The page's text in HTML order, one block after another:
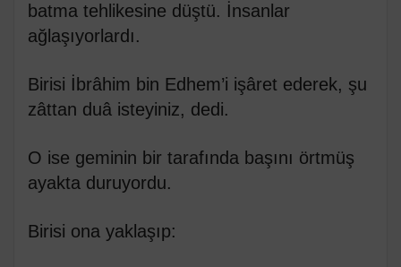
batma tehlikesine düştü. İnsanlar
ağlaşıyorlardı.
Birisi İbrâhim bin Edhem’i işâret ederek, şu
zâttan duâ isteyiniz, dedi.
O ise geminin bir tarafında başını örtmüş
ayakta duruyordu.
Birisi ona yaklaşıp: